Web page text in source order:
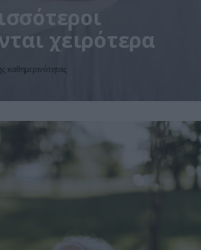
χειρότερα
καθημερινότητας